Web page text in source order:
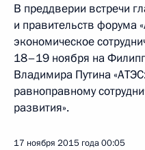
В преддверии встречи
и правительств форума
экономическое
18–19 ноября на
Владимира Путина
равноправному
развития».
17 ноября 2015 года00:05